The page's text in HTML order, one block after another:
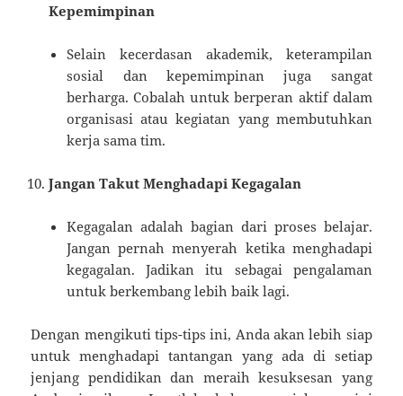
Kepemimpinan
Selain kecerdasan akademik, keterampilan
sosial dan kepemimpinan juga sangat
berharga. Cobalah untuk berperan aktif dalam
organisasi atau kegiatan yang membutuhkan
kerja sama tim.
Jangan Takut Menghadapi Kegagalan
Kegagalan adalah bagian dari proses belajar.
Jangan pernah menyerah ketika menghadapi
kegagalan. Jadikan itu sebagai pengalaman
untuk berkembang lebih baik lagi.
Dengan mengikuti tips-tips ini, Anda akan lebih siap
untuk menghadapi tantangan yang ada di setiap
jenjang pendidikan dan meraih kesuksesan yang